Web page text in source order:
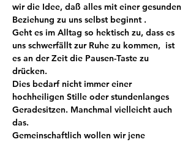
wir die Idee, daß alles mit einer gesunden
Beziehung zu uns selbst beginnt .
Geht es im Alltag so hektisch zu, dass es
uns schwerfällt zur Ruhe zu kommen,  ist
es an der Zeit die Pausen-Taste zu
drücken.
Dies bedarf nicht immer einer
hochheiligen Stille oder stundenlanges
Geradesitzen. Manchmal vielleicht auch
das.
Gemeinschaftlich wollen wir jene